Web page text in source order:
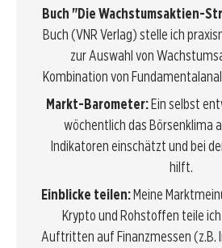
Buch "Die Wachstumsaktien-
Buch (VNR Verlag) stelle ich
zur Auswahl von
Kombination von
Markt-Barometer:Ein selbst
wöchentlich das Börsenklima
Indikatoren einschätzt und bei
hilft.
Einblicke teilen:Meine
Krypto und Rohstoffen teile
Auftritten auf Finanzmessen (z.B.